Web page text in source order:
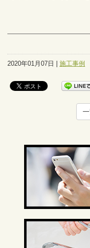
2020年01月07日 | 施工事例